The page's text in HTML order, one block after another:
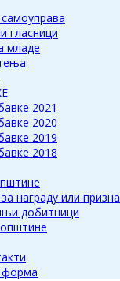
гласници
младе
2021
2020
2019
2018
награду или
добитници
форма